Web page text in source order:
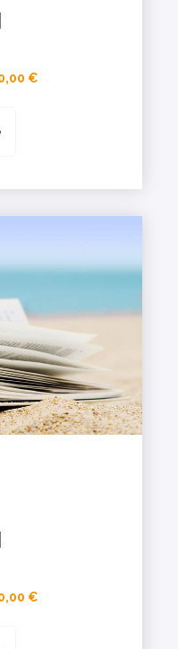
€
€